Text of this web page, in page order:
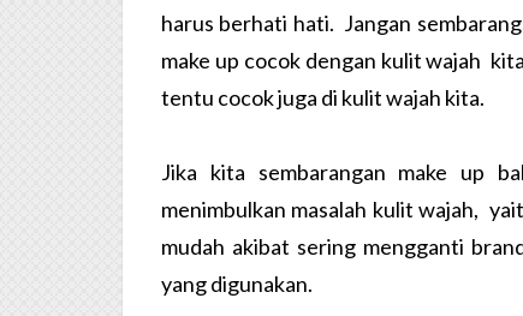
harus berhati hati. Jangan
make up cocok dengan kulit wajah
tentu cocok juga di kulit wajah kita.
Jika kita sembarangan make up
menimbulkan masalah kulit wajah,
mudah akibat sering mengganti
yang digunakan.